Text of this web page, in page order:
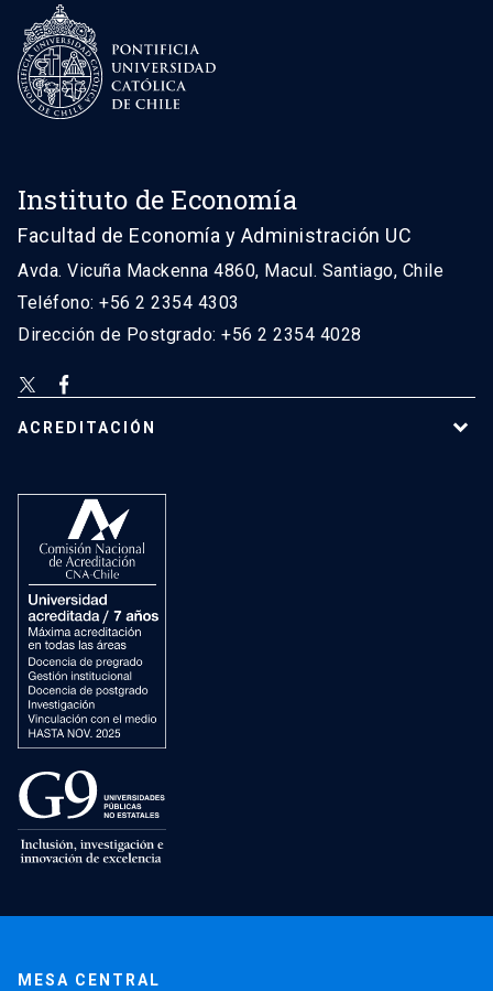
Instituto de Economía
Facultad de Economía y Administración UC
Avda. Vicuña Mackenna 4860, Macul. Santiago, Chile
Teléfono: +56 2 2354 4303
Dirección de Postgrado: +56 2 2354 4028
ACREDITACIÓN
MESA CENTRAL